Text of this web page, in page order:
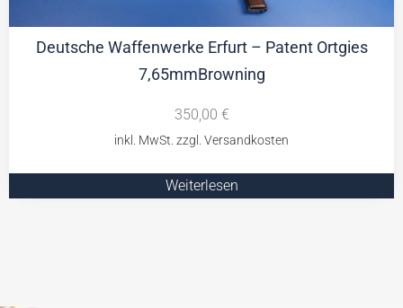
Deutsche Waffenwerke Erfurt – Patent Ortgies
7,65mmBrowning
350,00 €
Weiterlesen